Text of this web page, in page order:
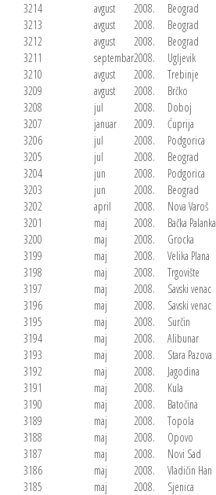
3214
avgust 2008. Beograd
3213
avgust 2008. Beograd
3212
avgust 2008. Beograd
3211
septembar2008. Ugljevik
3210
avgust 2008. Trebinje
3209
avgust 2008. Brčko
3208
jul 2008. Doboj
3207
januar 2009. Ćuprija
3206
jul 2008. Podgorica
3205
jul 2008. Beograd
3204
jun 2008. Podgorica
3203
jun 2008. Beograd
3202
april 2008. Nova Varoš
3201
maj 2008. Bačka Palanka
3200
maj 2008. Grocka
3199
maj 2008. Velika Plana
3198
maj 2008. Trgovište
3197
maj 2008. Savski venac
3196
maj 2008. Savski venac
3195
maj 2008. Surčin
3194
maj 2008. Alibunar
3193
maj 2008. Stara Pazova
3192
maj 2008. Jagodina
3191
maj 2008. Kula
3190
maj 2008. Batočina
3189
maj 2008. Topola
3188
maj 2008. Opovo
3187
maj 2008. Novi Sad
3186
maj 2008. Vladičin Han
3185
maj 2008. Sjenica